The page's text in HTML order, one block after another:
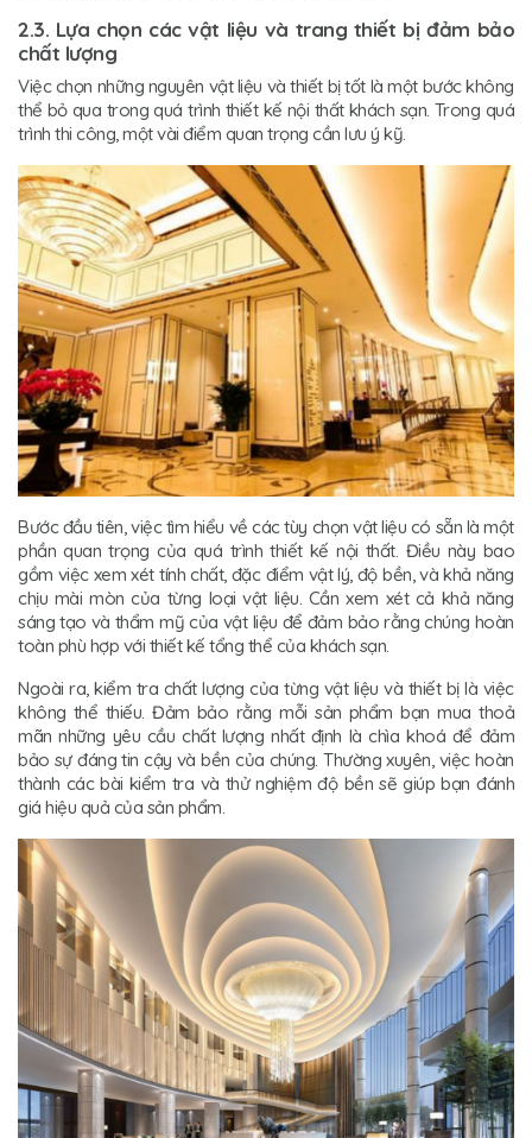
2.3. Lựa chọn các vật liệu và trang thiết bị đảm bảo
chất lượng
Việc chọn những nguyên vật liệu và thiết bị tốt là một bước không
thể bỏ qua trong quá trình thiết kế nội thất khách sạn. Trong quá
trình thi công, một vài điểm quan trọng cần lưu ý kỹ.
Bước đầu tiên, việc tìm hiểu về các tùy chọn vật liệu có sẵn là một
phần quan trọng của quá trình thiết kế nội thất. Điều này bao
gồm việc xem xét tính chất, đặc điểm vật lý, độ bền, và khả năng
chịu mài mòn của từng loại vật liệu. Cần xem xét cả khả năng
sáng tạo và thẩm mỹ của vật liệu để đảm bảo rằng chúng hoàn
toàn phù hợp với thiết kế tổng thể của khách sạn.
Ngoài ra, kiểm tra chất lượng của từng vật liệu và thiết bị là việc
không thể thiếu. Đảm bảo rằng mỗi sản phẩm bạn mua thoả
mãn những yêu cầu chất lượng nhất định là chìa khoá để đảm
bảo sự đáng tin cậy và bền của chúng. Thường xuyên, việc hoàn
thành các bài kiểm tra và thử nghiệm độ bền sẽ giúp bạn đánh
giá hiệu quả của sản phẩm.